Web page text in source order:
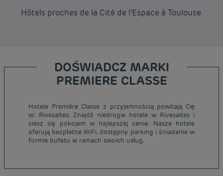
Hôtels proches de la Cité de l’Espace à Toulouse
DOŚWIADCZ MARKI
PREMIERE CLASSE
Hotele Première Classe z przyjemnością powitają Cię
w: Rivesaltes. Znajdź niedrogie hotele w Rivesaltes i
ciesz się pokojem w najlepszej cenie. Nasze hotele
oferują bezpłatne WiFi, dostępny parking i śniadanie w
formie bufetu w ramach swoich usług.
Tanie hotele Paryż
Tanie hotele Warszawa
Tanie hotele Wrocław
Tanie hotele Polska
Tanie hotele Belgia
Informacje prawne
Regulamin